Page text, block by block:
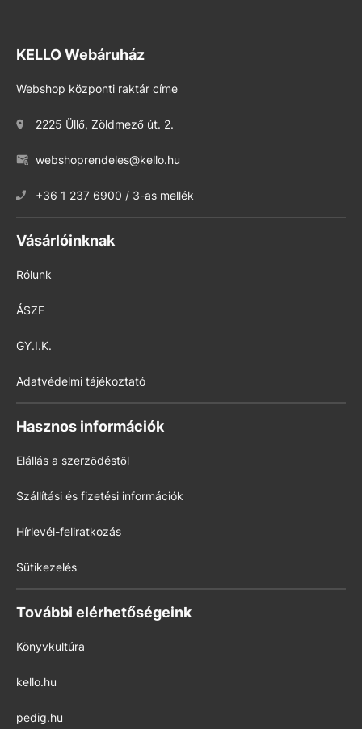
KELLO Webáruház
Webshop központi raktár címe
2225 Üllő, Zöldmező út. 2.
webshoprendeles@kello.hu
+36 1 237 6900 / 3-as mellék
Vásárlóinknak
Rólunk
ÁSZF
GY.I.K.
Adatvédelmi tájékoztató
Hasznos információk
Elállás a szerződéstől
Szállítási és fizetési információk
Hírlevél-feliratkozás
Sütikezelés
További elérhetőségeink
Könyvkultúra
kello.hu
pedig.hu